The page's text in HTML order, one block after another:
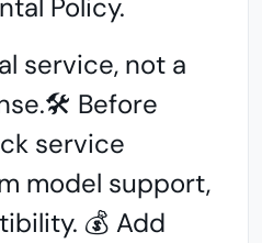
Policy.
service, not a
🛠️ Before
service
model support,
💰 Add